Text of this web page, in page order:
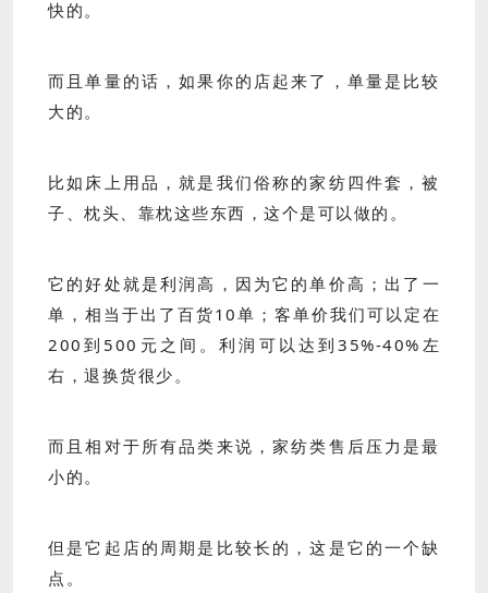
快的。
而且单量的话，如果你的店起来了，单量是比较
大的。
比如床上用品，就是我们俗称的家纺四件套，被
子、枕头、靠枕这些东西，这个是可以做的。
它的好处就是利润高，因为它的单价高；出了一
单，相当于出了百货10单；客单价我们可以定在
200到500元之间。利润可以达到35%-40%左
右，退换货很少。
而且相对于所有品类来说，家纺类售后压力是最
小的。
但是它起店的周期是比较长的，这是它的一个缺
点。